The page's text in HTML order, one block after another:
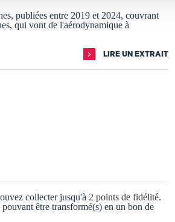
publiées entre 2019 et 2024, couvrant
qui vont de l'aérodynamique à
LIRE UN EXTRAIT
collecter jusqu'à 2 points de fidélité.
pouvant être transformé(s) en un bon de